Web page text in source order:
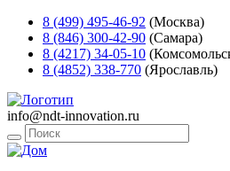
8 (499) 495-46-92 (Москва)
8 (846) 300-42-90 (Самара)
8 (4217) 34-05-10
8 (4852) 338-770 (Ярославль)
info@ndt-innovation.ru